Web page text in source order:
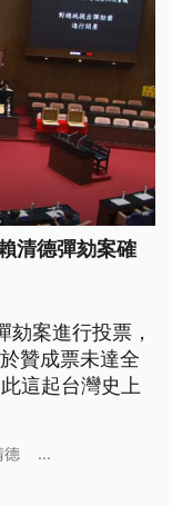
清德彈劾案確
劾案進行投票，
贊成票未達全
這起台灣史上
德 ...